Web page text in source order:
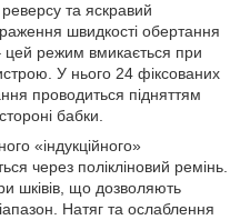
та яскравий
швидкості обертання
цей режим вмикається при
У нього 24 фіксованих
проводиться підняттям
бабки.
«індукційного»
через полікліновий ремінь.
шківів, що дозволяють
Натяг та ослаблення